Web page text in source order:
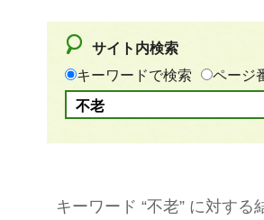
サイト内検索
キーワードで検索
ページ
キーワード “不老” に対する